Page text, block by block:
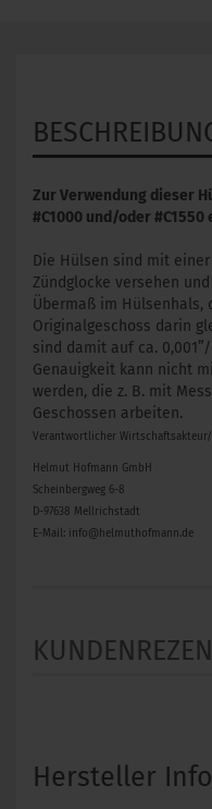
Zur Verwendung dieser
#C1000 und/oder
​Die Hülsen sind mit
Zündglocke versehen
Übermaß im Hülsenhals,
Originalgeschoss darin
sind damit auf ca.
Genauigkeit kann nicht
werden, die z. B. mit
Geschossen arbeiten.
Verantwortlicher
Helmut Hofmann GmbH
Scheinbergweg 6-8
D-97638 Mellrichstadt
E-Mail: info@helmuthofmann.de
Hersteller